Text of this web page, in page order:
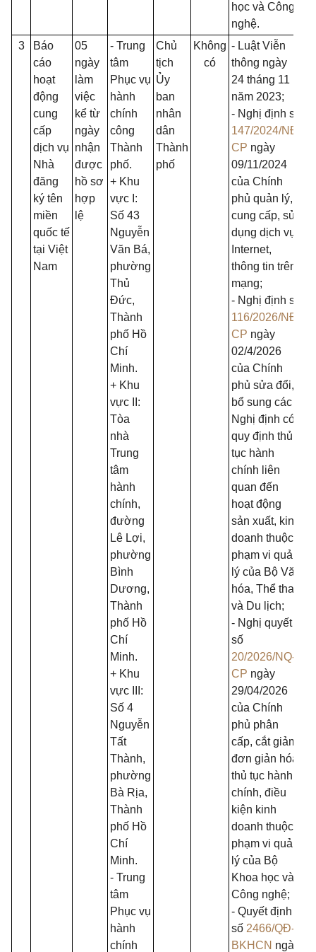
học và Công
nghệ.
3
Báo
cáo
hoạt
động
cung
cấp
dịch vụ
Nhà
đăng
ký tên
miền
quốc tế
tại Việt
Nam
05
ngày
làm
việc
kể từ
ngày
nhận
được
hồ sơ
hợp
lệ
- Trung
tâm
Phục vụ
hành
chính
công
Thành
phố.
+ Khu
vực I:
Số 43
Nguyễn
Văn Bá,
phường
Thủ
Đức,
Thành
phố Hồ
Chí
Minh.
+ Khu
vực II:
Tòa
nhà
Trung
tâm
hành
chính,
đường
Lê Lợi,
phường
Bình
Dương,
Thành
phố Hồ
Chí
Minh.
+ Khu
vực III:
Số 4
Nguyễn
Tất
Thành,
phường
Bà Rịa,
Thành
phố Hồ
Chí
Minh.
- Trung
tâm
Phục vụ
hành
chính
Chủ
tịch
Ủy
ban
nhân
dân
Thành
phố
Không
có
- Luật Viễn
thông ngày
24 tháng 11
năm 2023;
- Nghị định số
147/2024/NĐ-
CP ngày
09/11/2024
của Chính
phủ quản lý,
cung cấp, sử
dụng dịch vụ
Internet,
thông tin trên
mạng;
- Nghị định số
116/2026/NĐ-
CP ngày
02/4/2026
của Chính
phủ sửa đổi,
bổ sung các
Nghị định có
quy định thủ
tục hành
chính liên
quan đến
hoạt động
sản xuất, kinh
doanh thuộc
phạm vi quản
lý của Bộ Văn
hóa, Thể thao
và Du lịch;
- Nghị quyết
số
20/2026/NQ-
CP ngày
29/04/2026
của Chính
phủ phân
cấp, cắt giảm,
đơn giản hóa
thủ tục hành
chính, điều
kiện kinh
doanh thuộc
phạm vi quản
lý của Bộ
Khoa học và
Công nghệ;
- Quyết định
số 2466/QĐ-
BKHCN ngày